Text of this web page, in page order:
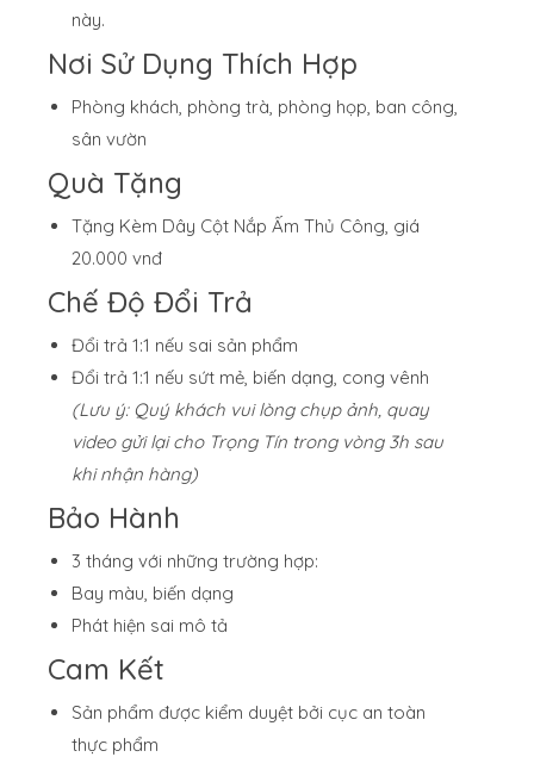
này.
Nơi Sử Dụng Thích Hợp
Phòng khách, phòng trà, phòng họp, ban công,
sân vườn
Quà Tặng
Tặng Kèm Dây Cột Nắp Ấm Thủ Công, giá
20.000 vnđ
Chế Độ Đổi Trả
Đổi trả 1:1 nếu sai sản phẩm
Đổi trả 1:1 nếu sứt mẻ, biến dạng, cong vênh
(Lưu ý: Quý khách vui lòng chụp ảnh, quay
video gửi lại cho Trọng Tín trong vòng 3h sau
khi nhận hàng)
Bảo Hành
3 tháng với những trường hợp:
Bay màu, biến dạng
Phát hiện sai mô tả
Cam Kết
Sản phẩm được kiểm duyệt bởi cục an toàn
thực phẩm